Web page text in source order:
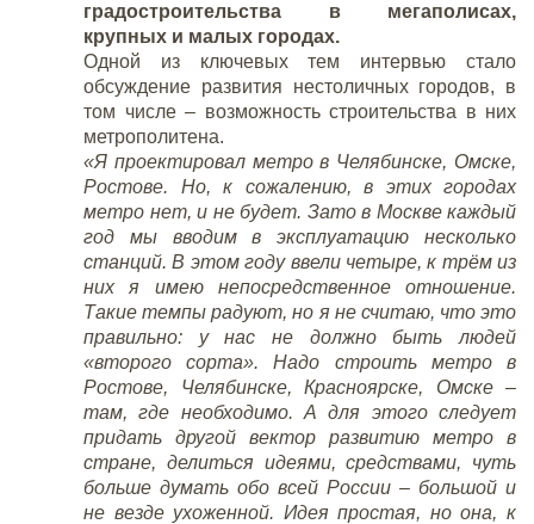
градостроительства в мегаполисах,
крупных и малых городах.
Одной из ключевых тем интервью стало
обсуждение развития нестоличных городов, в
том числе – возможность строительства в них
метрополитена.
«Я проектировал метро в Челябинске, Омске,
Ростове. Но, к сожалению, в этих городах
метро нет, и не будет. Зато в Москве каждый
год мы вводим в эксплуатацию несколько
станций. В этом году ввели четыре, к трём из
них я имею непосредственное отношение.
Такие темпы радуют, но я не считаю, что это
правильно: у нас не должно быть людей
«второго сорта». Надо строить метро в
Ростове, Челябинске, Красноярске, Омске –
там, где необходимо. А для этого следует
придать другой вектор развитию метро в
стране, делиться идеями, средствами, чуть
больше думать обо всей России – большой и
не везде ухоженной. Идея простая, но она, к